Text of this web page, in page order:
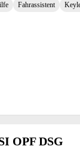
Fahrassistent
OPF DSG